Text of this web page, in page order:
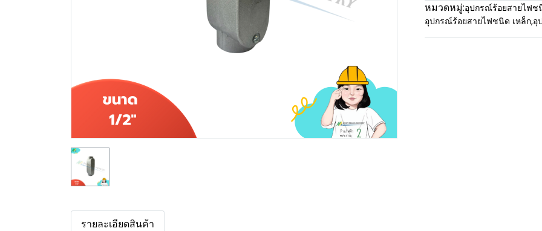
หมวดหมู่:อุปกรณ์ร้อยสายไฟช
อุปกรณ์ร้อยสายไฟชนิด เหล็ก,อุ
รายละเอียดสินค้า